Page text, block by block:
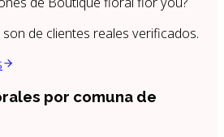
de clientes reales verificados.
por comuna de